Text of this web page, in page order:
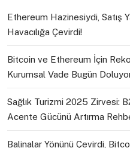
Ethereum Hazinesiydi, Satış
Havacılığa Çevirdi!
Bitcoin ve Ethereum İçin
Kurumsal Vade Bugün
Sağlık Turizmi 2025 Zirvesi:
Acente Gücünü Artırma
Balinalar Yönünü Çevirdi,